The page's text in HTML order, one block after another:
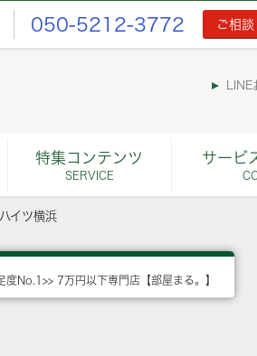
050-5212-3772 ご相
特集コンテンツ
SERVICE
サービ
ハイツ横浜
度No.1>> 7万円以下専門店【部屋まる。】